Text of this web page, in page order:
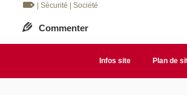
| Sécurité | Société
Commenter
Infos site Plan de